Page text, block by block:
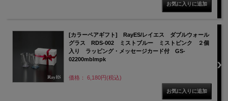
[カラーペアギフト] RayES/レイエス ダブルウォール
グラス RDS-002 ミストブルー ミストピンク ２個
入り ラッピング・メッセージカード付 GS-
02200mblmpk
価格： 6,180円(税込)